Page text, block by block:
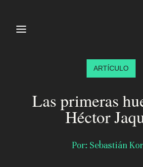
≡
ARTÍCULO
Las primeras
Héctor
Por: Sebastián